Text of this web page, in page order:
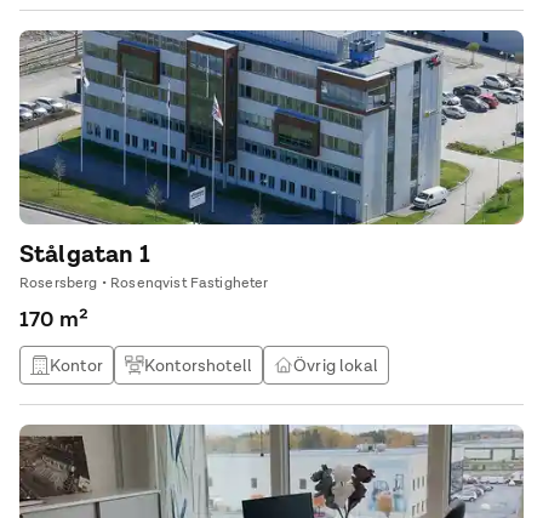
du en del av vår Business park där du utöver din egen lokal får
tillgång till de gemensamma ytorna i Easy Loungen.
Stålgatan 1
Rosersberg • Rosenqvist Fastigheter
170 m²
Kontor Kontorshotell Övrig lokal